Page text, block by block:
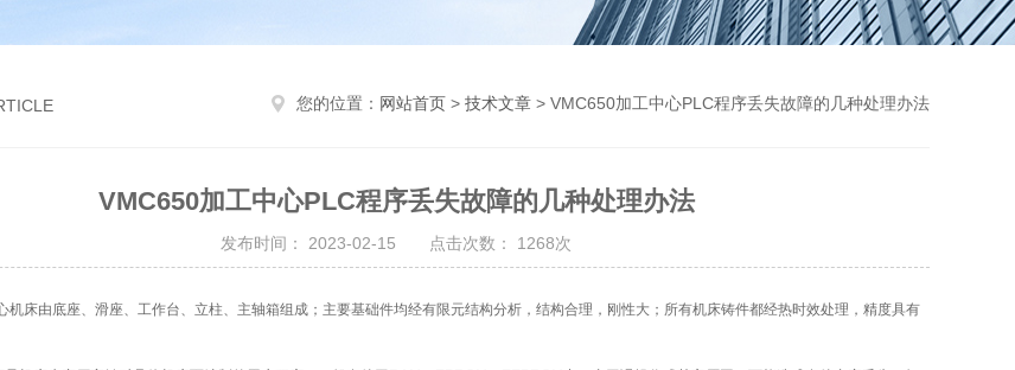
您的位置： 网站首页 > 技术文章 > VMC650加工中心PLC程序丢失故障的几种处理办法
VMC650加工中心PLC程序丢失故障的几种处理办法
发布时间： 2023-02-15 点击次数： 1268次
由底座、滑座、工作台、立柱、主轴箱组成；主要基础件均经有限元结构分析，结构合理，刚性大；所有机床铸件都经热时效处理，精度具有